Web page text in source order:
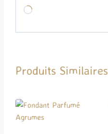
C
a
e
n
t
Produits Similaires